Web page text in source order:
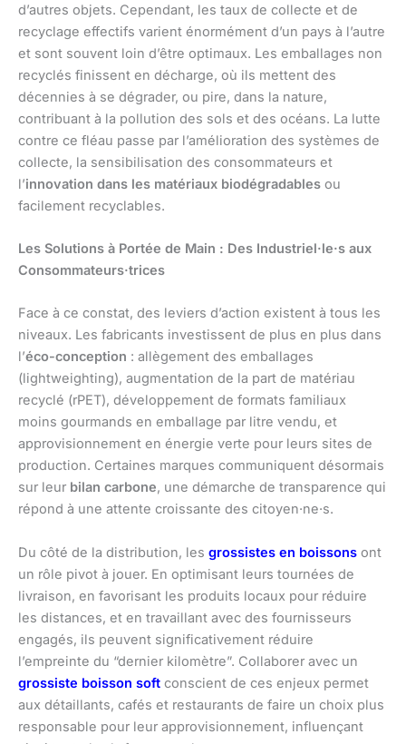
d’autres objets. Cependant, les taux de collecte et de
recyclage effectifs varient énormément d’un pays à l’autre
et sont souvent loin d’être optimaux. Les emballages non
recyclés finissent en décharge, où ils mettent des
décennies à se dégrader, ou pire, dans la nature,
contribuant à la pollution des sols et des océans. La lutte
contre ce fléau passe par l’amélioration des systèmes de
collecte, la sensibilisation des consommateurs et
l’innovation dans les matériaux biodégradables ou
facilement recyclables.
Les Solutions à Portée de Main : Des Industriel·le·s aux
Consommateurs·trices
Face à ce constat, des leviers d’action existent à tous les
niveaux. Les fabricants investissent de plus en plus dans
l’éco-conception : allègement des emballages
(lightweighting), augmentation de la part de matériau
recyclé (rPET), développement de formats familiaux
moins gourmands en emballage par litre vendu, et
approvisionnement en énergie verte pour leurs sites de
production. Certaines marques communiquent désormais
sur leur bilan carbone, une démarche de transparence qui
répond à une attente croissante des citoyen·ne·s.
Du côté de la distribution, les grossistes en boissons ont
un rôle pivot à jouer. En optimisant leurs tournées de
livraison, en favorisant les produits locaux pour réduire
les distances, et en travaillant avec des fournisseurs
engagés, ils peuvent significativement réduire
l’empreinte du “dernier kilomètre”. Collaborer avec un
grossiste boisson soft conscient de ces enjeux permet
aux détaillants, cafés et restaurants de faire un choix plus
responsable pour leur approvisionnement, influençant